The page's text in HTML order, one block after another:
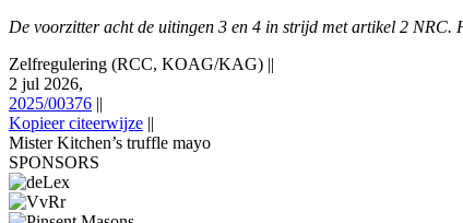
De voorzitter acht de uitingen 3 en 4 in strijd met artikel 2 NRC.
Zelfregulering (RCC, KOAG/KAG) ||
2 jul 2026,
2025/00376 ||
Kopieer citeerwijze ||
Mister Kitchen’s truffle mayo
SPONSORS